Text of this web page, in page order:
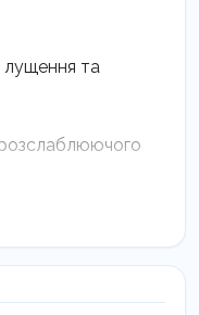
та
звіробою та